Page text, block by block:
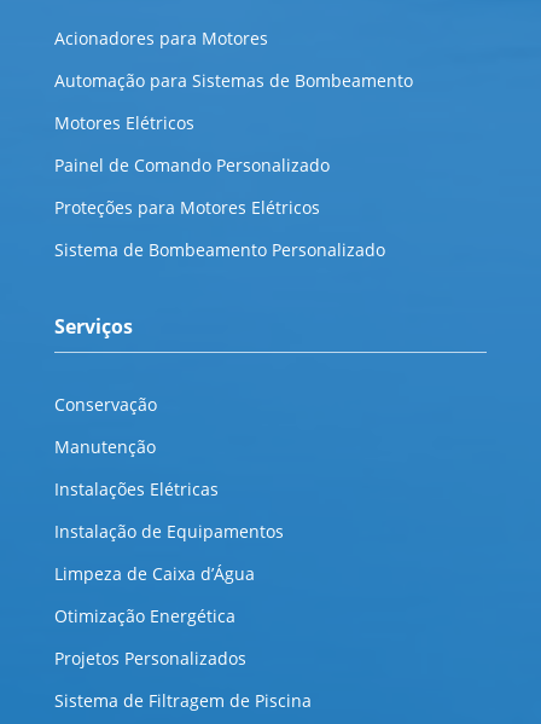
Acionadores para Motores
Automação para Sistemas de Bombeamento
Motores Elétricos
Painel de Comando Personalizado
Proteções para Motores Elétricos
Sistema de Bombeamento Personalizado
Serviços
Conservação
Manutenção
Instalações Elétricas
Instalação de Equipamentos
Limpeza de Caixa d’Água
Otimização Energética
Projetos Personalizados
Sistema de Filtragem de Piscina